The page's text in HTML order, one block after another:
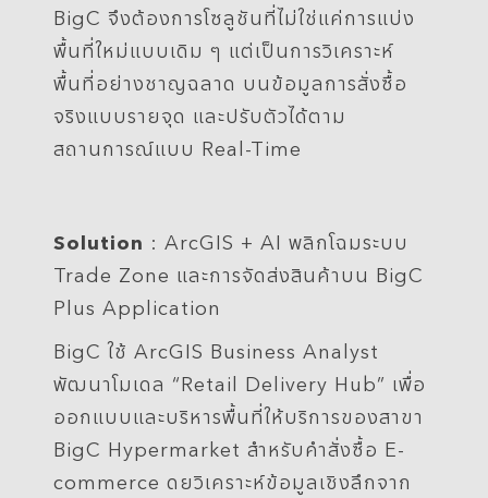
BigC จึงต้องการโซลูชันที่ไม่ใช่แค่การแบ่ง
พื้นที่ใหม่แบบเดิม ๆ แต่เป็นการวิเคราะห์
พื้นที่อย่างชาญฉลาด บนข้อมูลการสั่งซื้อ
จริงแบบรายจุด และปรับตัวได้ตาม
สถานการณ์แบบ Real-Time
Solution : ArcGIS + AI พลิกโฉมระบบ
Trade Zone และการจัดส่งสินค้าบน BigC
Plus Application
BigC ใช้ ArcGIS Business Analyst
พัฒนาโมเดล “Retail Delivery Hub” เพื่อ
ออกแบบและบริหารพื้นที่ให้บริการของสาขา
BigC Hypermarket สำหรับคำสั่งซื้อ E-
commerce ดยวิเคราะห์ข้อมูลเชิงลึกจาก